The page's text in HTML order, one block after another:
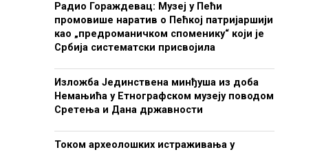
Радио Гораждевац: Музеј у Пећи
промовише наратив о Пећкој патријаршији
као „предроманичком споменику“ који је
Србија систематски присвојила
Изложба Јединствена минђуша из доба
Немањића у Етнографском музеју поводом
Сретења и Дана државности
Током археолошких истраживања у